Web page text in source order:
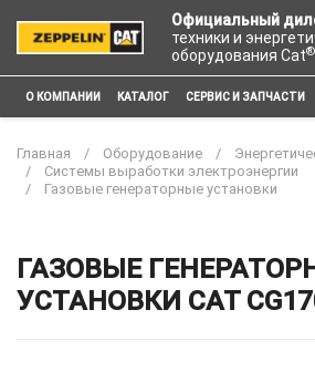
Официальный
техники и
оборудования Cat®
О КОМПАНИИ КАТАЛОГ СЕРВИС И ЗАПЧАСТИ
Главная Оборудование
Системы выработки электроэнергии
Газовые генераторные установки
ГАЗОВЫЕ
УСТАНОВКИ CAT